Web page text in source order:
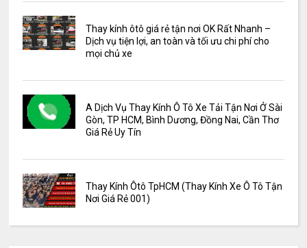
Thay kính ôtô giá rẻ tận nơi OK Rất Nhanh –
Dịch vụ tiện lợi, an toàn và tối ưu chi phí cho
mọi chủ xe
A Dịch Vụ Thay Kính Ô Tô Xe Tải Tận Nơi Ở Sài
Gòn, TP HCM, Bình Dương, Đồng Nai, Cần Thơ
Giá Rẻ Uy Tín
Thay Kính Ôtô TpHCM (Thay Kính Xe Ô Tô Tận
Nơi Giá Rẻ 001)